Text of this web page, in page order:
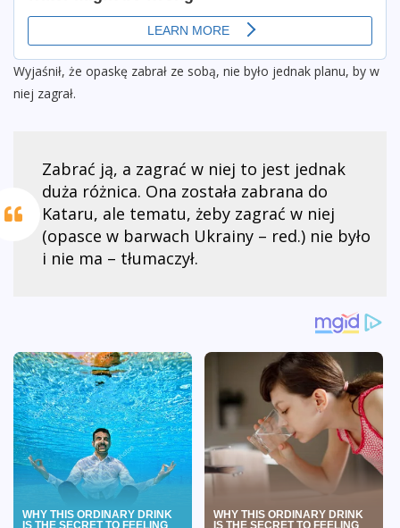
Wyjaśnił, że opaskę zabrał ze sobą, nie było jednak planu, by w
niej zagrał.
Zabrać ją, a zagrać w niej to jest jednak
duża różnica. Ona została zabrana do
Kataru, ale tematu, żeby zagrać w niej
(opasce w barwach Ukrainy – red.) nie było
i nie ma – tłumaczył.